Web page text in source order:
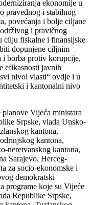
ekonomije u
pravednog i stabilnog
povećanja i bolje ciljane
i pravičnog
cilju fiskalne i finansijske
dopunjene ciljnim
i borba protiv korupcije,
efikasnosti javnih
nivoi vlasti“ ovdje i u
i kantonalni nivo
Vijeća ministara
Srpske, vlada Unsko-
kantona,
kantona,
neretvanskog kantona,
Sarajevo, Herceg-
za socio-ekonomske i
demokratski
programe koje su Vijeće
Republike Srpske,